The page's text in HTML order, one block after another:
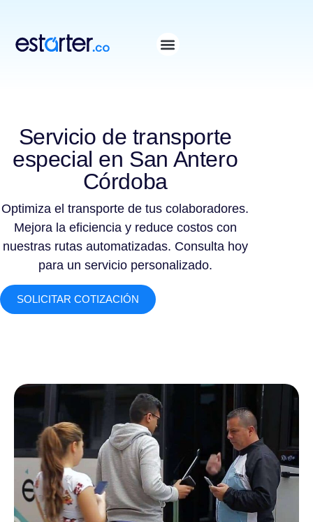
Servicio de transporte
especial en San Antero
Córdoba
Optimiza el transporte de tus colaboradores.
Mejora la eficiencia y reduce costos con
nuestras rutas automatizadas. Consulta hoy
para un servicio personalizado.
SOLICITAR COTIZACIÓN